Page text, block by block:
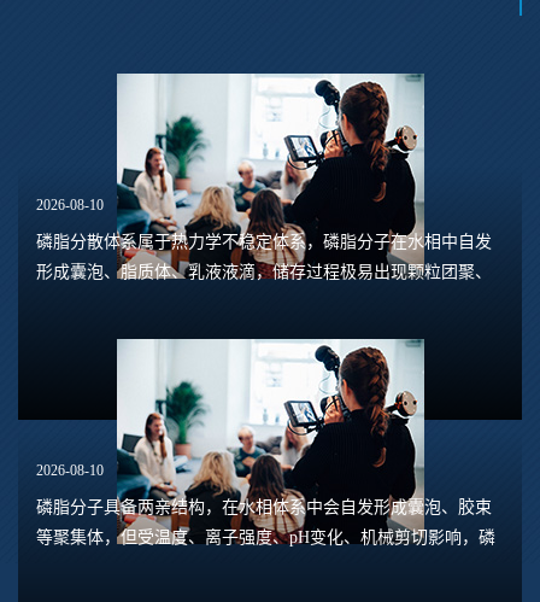
2026-08-10
磷脂分散体系属于热力学不稳定体系，磷脂分子在水相中自发
形成囊泡、脂质体、乳液液滴，储存过程极易出现颗粒团聚、
2026-08-10
磷脂分子具备两亲结构，在水相体系中会自发形成囊泡、胶束
等聚集体，但受温度、离子强度、pH变化、机械剪切影响，磷